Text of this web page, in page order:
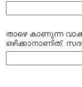
താഴെ കാണുന്ന
ഒഴിക്കാനാണിത്.